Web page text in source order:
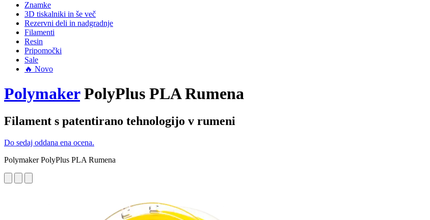
Znamke
3D tiskalniki in še več
Rezervni deli in nadgradnje
Filamenti
Resin
Pripomočki
Sale
🔥 Novo
PolymakerPolyPlus PLA Rumena
Filament s patentirano tehnologijo v rumeni
Do sedaj oddana ena ocena.
Polymaker PolyPlus PLA Rumena